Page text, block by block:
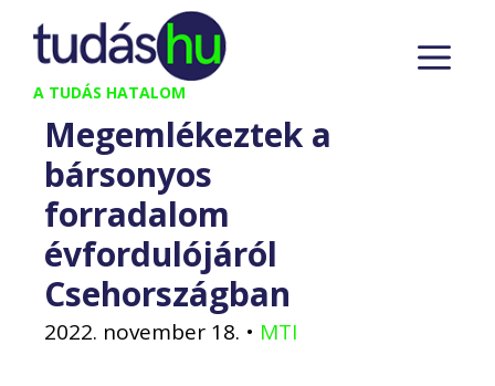
Kilépés
tartalomba
A TUDÁS HATALOM
Megemlékeztek a
bársonyos
forradalom
évfordulójáról
Csehországban
2022. november 18. • MTI